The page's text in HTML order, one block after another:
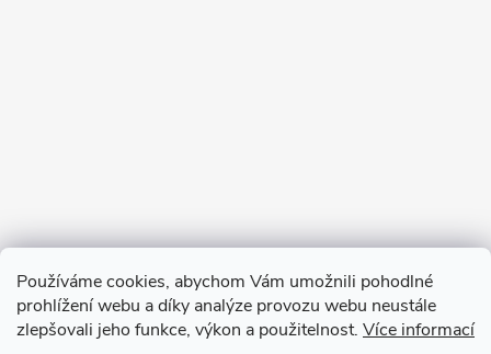
Používáme cookies, abychom Vám umožnili pohodlné
prohlížení webu a díky analýze provozu webu neustále
zlepšovali jeho funkce, výkon a použitelnost. Více informací